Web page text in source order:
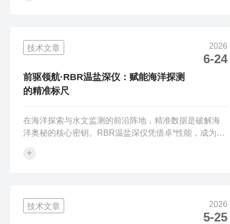
收后，需第一时间用淡水彻*冲洗外壳，清除附着的海
水、泥沙、海洋生物等污染物，避免盐分长期残留腐蚀
外壳，破坏密封性能。冲洗过程中，要重点检查外...
技术文章 2026
6-24
前驱领航·RBR温盐深仪：赋能海洋探测
的精准标尺
在海洋探索与水文监测的前沿阵地，精准数据是破解海
洋奥秘的核心密钥。RBR温盐深仪凭借卓*性能，成为海
研探索、资源开发与生态保护筑牢数据根基，树立起海
程。该仪器凭借高精度测量能力，精准捕捉海水温度的
梯度变化、盐度的分层特征与深度的动态数据，为科研
+
技术文章 2026
5-25